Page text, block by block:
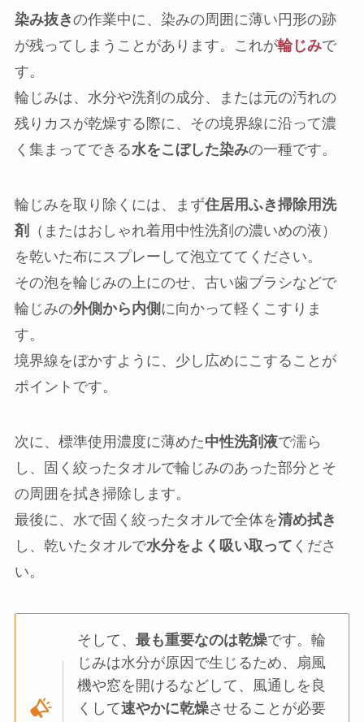
染み抜きの作業中に、染みの周囲に薄い円形の跡
が残ってしまうことがあります。これが輪じみで
す。
輪じみは、水分や洗剤の成分、または元の汚れの
残りカスが乾燥する際に、その境界線に沿って濃
く集まってできる水をこぼした染みの一種です。
輪じみを取り除くには、まず住居用ふき掃除用洗
剤
（またはおしゃれ着用中性洗剤の濃いめの液）
を乾いた布にスプレーして泡立ててください。
その泡を輪じみの上にのせ、古い歯ブラシなどで
輪じみの外側から内側 に向かって軽くこすりま
す。
境界線をぼかすように、少し広めにこすることが
ポイントです。
次に、標準使用濃度に薄めた中性洗剤液で濡ら
し、固く絞ったタオルで輪じみのあった部分とそ
の周囲を拭き掃除します。
最後に、水で固く絞ったタオルで全体を清め拭き
し、乾いたタオルで水分をよく吸い取って くださ
い。
そして、最も重要なのは乾燥です。輪
じみは水分が原因で生じるため、扇風
機や窓を開けるなどして、風通しを良
くして速やかに乾燥させることが必要